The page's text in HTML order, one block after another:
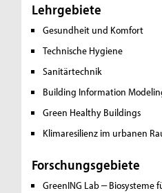
Lehrgebiete
Gesundheit und Komfort
Technische Hygiene
Sanitärtechnik
Building Information
Green Healthy Buildings
Klimaresilienz im urbanen
Forschungsgebiete
GreenING Lab ‒ Biosysteme